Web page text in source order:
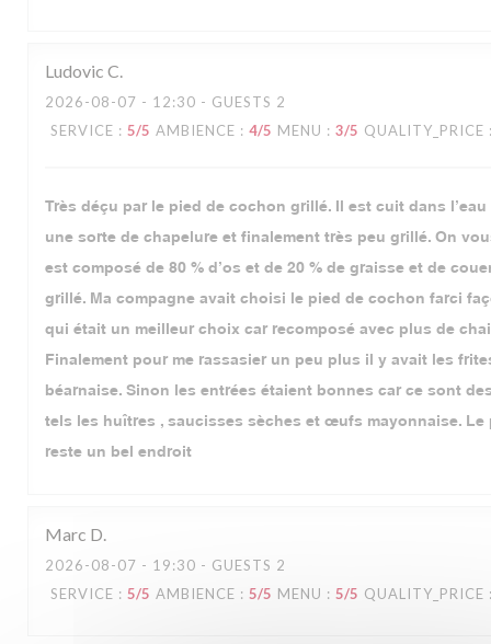
Ludovic C
2026-08-07 - 12:30 - GUESTS 2
SERVICE : 5/5 AMBIENCE : 4/5 MENU : 3/5 QUALITY_PRICE
Très déçu par le pied de cochon grillé. Il est cuit dans
une sorte de chapelure et finalement très peu grillé. On
est composé de 80 % d’os et de 20 % de graisse et de
grillé. Ma compagne avait choisi le pied de cochon farci
qui était un meilleur choix car recomposé avec plus de
Finalement pour me rassasier un peu plus il y avait les
béarnaise. Sinon les entrées étaient bonnes car ce sont
tels les huîtres , saucisses sèches et œufs mayonnaise. Le
reste un bel endroit
Marc D
2026-08-07 - 19:30 - GUESTS 2
SERVICE : 5/5 AMBIENCE : 5/5 MENU : 5/5 QUALITY_PRICE